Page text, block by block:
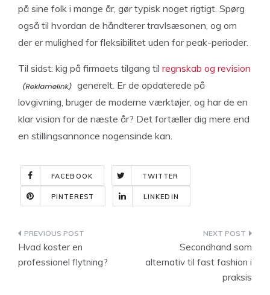
på sine folk i mange år, gør typisk noget rigtigt. Spørg
også til hvordan de håndterer travlsæsonen, og om
der er mulighed for fleksibilitet uden for peak-perioder.
Til sidst: kig på firmaets tilgang til regnskab og revision
generelt. Er de opdaterede på
lovgivning, bruger de moderne værktøjer, og har de en
klar vision for de næste år? Det fortæller dig mere end
en stillingsannonce nogensinde kan.
FACEBOOK TWITTER
PINTEREST LINKEDIN
Indlægsnavigation
Hvad koster en
professionel flytning?
Secondhand som
alternativ til fast fashion i
praksis